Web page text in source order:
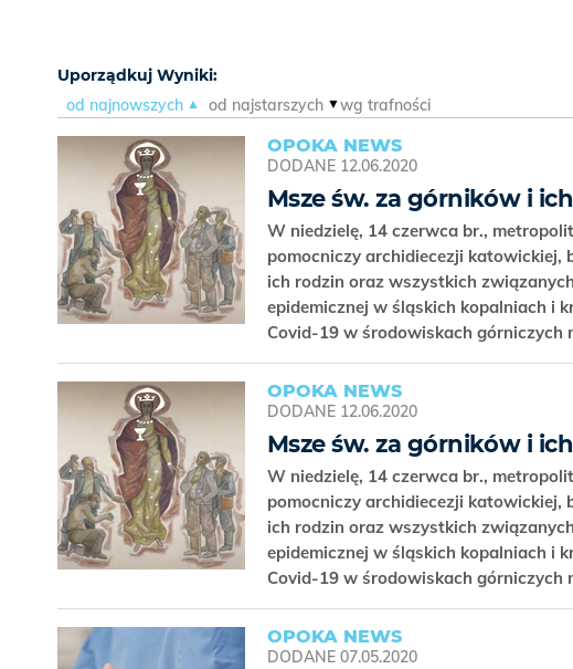
Uporządkuj Wyniki:
od najnowszych
od najstarszych wg trafności
OPOKA NEWS
DODANE 12.06.2020
Msze św. za górników i
W niedzielę, 14 czerwca br.,
pomocniczy archidiecezji katowickiej,
ich rodzin oraz wszystkich
epidemicznej w śląskich kopalniach i
Covid-19 w środowiskach górniczych
OPOKA NEWS
DODANE 12.06.2020
Msze św. za górników i
W niedzielę, 14 czerwca br.,
pomocniczy archidiecezji katowickiej,
ich rodzin oraz wszystkich
epidemicznej w śląskich kopalniach i
Covid-19 w środowiskach górniczych
OPOKA NEWS
DODANE 07.05.2020